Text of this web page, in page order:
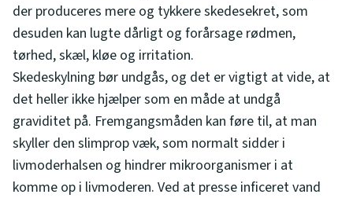
der produceres mere og tykkere skedesekret, som
desuden kan lugte dårligt og forårsage rødmen,
tørhed, skæl, kløe og irritation.
Skedeskylning bør undgås, og det er vigtigt at vide, at
det heller ikke hjælper som en måde at undgå
graviditet på. Fremgangsmåden kan føre til, at man
skyller den slimprop væk, som normalt sidder i
livmoderhalsen og hindrer mikroorganismer i at
komme op i livmoderen. Ved at presse inficeret vand